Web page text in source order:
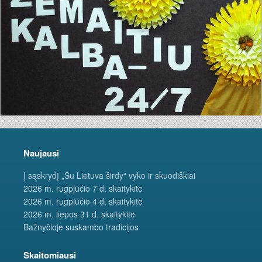
Naujausi
Į sąskrydį „Su Lietuva širdy“ vyko ir skuodiškiai
2026 m. rugpjūčio 7 d. skaitykite
2026 m. rugpjūčio 4 d. skaitykite
2026 m. liepos 31 d. skaitykite
Bažnyčioje suskambo tradicijos
Skaitomiausi